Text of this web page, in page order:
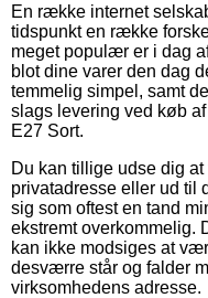
En række internet
tidspunkt en række
meget populær er i dag
blot dine varer den dag
temmelig simpel, samt
slags levering ved køb
E27 Sort.
Du kan tillige udse dig
privatadresse eller ud til
sig som oftest en tand
ekstremt overkommelig.
kan ikke modsiges at
desværre står og falder
virksomhedens adresse.